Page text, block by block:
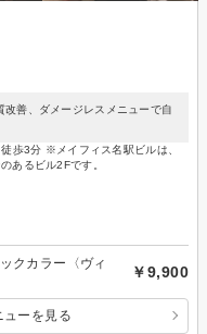
善、ダメージレスメニューで自
歩3分 ※メイフィス名駅ビルは、
あるビル2Fです。
クカラー〈ヴィ
￥9,900
ューを見る